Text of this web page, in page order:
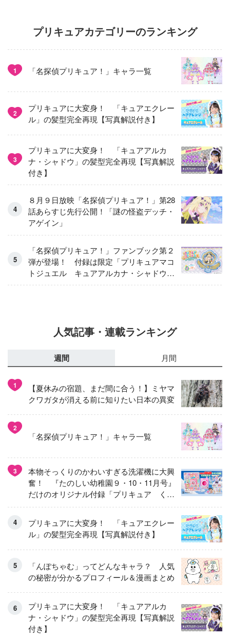
プリキュアカテゴリーのランキング
1 「名探偵プリキュア！」キャラ一覧
2
プリキュアに大変身！ 「キュアエクレー
ル」の髪型完全再現【写真解説付き】
3
プリキュアに大変身！ 「キュアアルカ
ナ・シャドウ」の髪型完全再現【写真解説
付き】
８月９日放映「名探偵プリキュア！」第28
話あらすじ先行公開！「謎の怪盗デッチ・
アゲイン」
「名探偵プリキュア！」ファンブック第２
弾が登場！ 付録は限定「プリキュアマコ
トジュエル キュアアルカナ・シャドウ
アイスver.」 キュアエクレールを大特
人気記事・連載ランキング
週間 月間
1
【夏休みの宿題、まだ間に合う！】ミヤマ
クワガタが消える前に知りたい日本の異変
2
「名探偵プリキュア！」キャラ一覧
3
本物そっくりのかわいすぎる洗濯機に大興
奮！ 『たのしい幼稚園９・10・11月号』
だけのオリジナル付録「プリキュア くる
くるせんたくき」
プリキュアに大変身！ 「キュアエクレー
ル」の髪型完全再現【写真解説付き】
「んぽちゃむ」ってどんなキャラ？ 人気
の秘密が分かるプロフィール＆漫画まとめ
プリキュアに大変身！ 「キュアアルカ
ナ・シャドウ」の髪型完全再現【写真解説
付き】